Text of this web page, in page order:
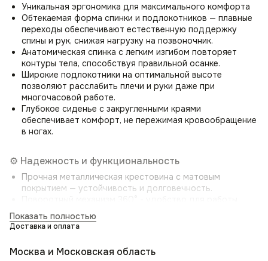
Уникальная эргономика для максимального комфорта
Обтекаемая форма спинки и подлокотников — плавные
переходы обеспечивают естественную поддержку
спины и рук, снижая нагрузку на позвоночник.
Анатомическая спинка с легким изгибом повторяет
контуры тела, способствуя правильной осанке.
Широкие подлокотники на оптимальной высоте
позволяют расслабить плечи и руки даже при
многочасовой работе.
Глубокое сиденье с закругленными краями
обеспечивает комфорт, не пережимая кровообращение
в ногах.
⚙️ Надежность и функциональность
Прочная металлическая крестовина с матовым
покрытием — устойчивость и долговечность.
Высокий ресурс износостойкости — обивка
делает стул пригодным для общественных мест.
Показать полностью
Доставка и оплата
Москва и Московская область